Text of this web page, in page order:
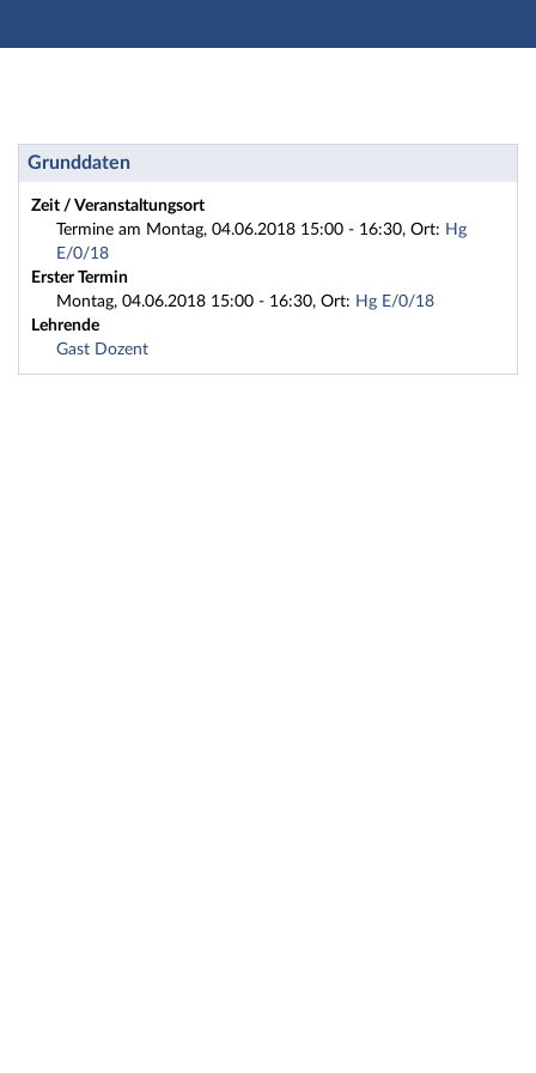
Hauptnavigation
Fußzeile
Seminar: 2018HA1-35-3 Kühlwasser - Seminar 3:
Grunddaten
Zeit / Veranstaltungsort
Termine am Montag, 04.06.2018 15:00 - 16:30, Ort: Hg
E/0/18
Erster Termin
Montag, 04.06.2018 15:00 - 16:30, Ort: Hg E/0/18
Lehrende
Gast Dozent